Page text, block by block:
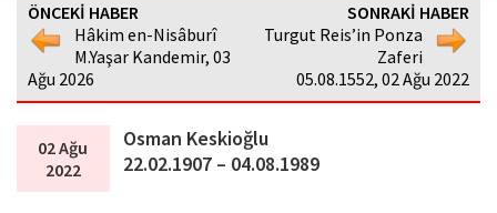
ÖNCEKİ HABER
Hâkim en-Nisâburî
M.Yaşar Kandemir, 03
Ağu 2026
SONRAKİ HABER
Turgut Reis’in Ponza
Zaferi
05.08.1552, 02 Ağu 2022
02 Ağu
2022
Osman Keskioğlu
22.02.1907 – 04.08.1989